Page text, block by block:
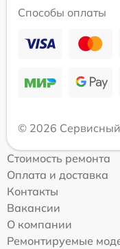
Способы оплаты
© 2026
Стоимость ремонта
Оплата и доставка
Контакты
Вакансии
О компании
Ремонтируемые